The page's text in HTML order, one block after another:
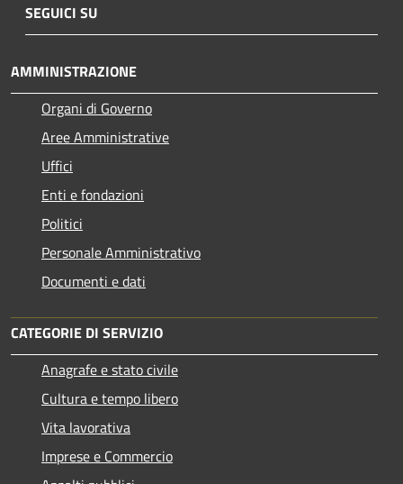
SEGUICI SU
AMMINISTRAZIONE
Organi di Governo
Aree Amministrative
Uffici
Enti e fondazioni
Politici
Personale Amministrativo
Documenti e dati
CATEGORIE DI SERVIZIO
Anagrafe e stato civile
Cultura e tempo libero
Vita lavorativa
Imprese e Commercio